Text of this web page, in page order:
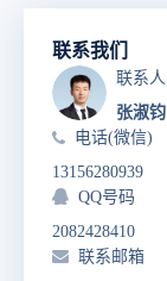
联系我们
联系人
张淑钧
电话(微信)
13156280939
QQ号码
2082428410
联系邮箱